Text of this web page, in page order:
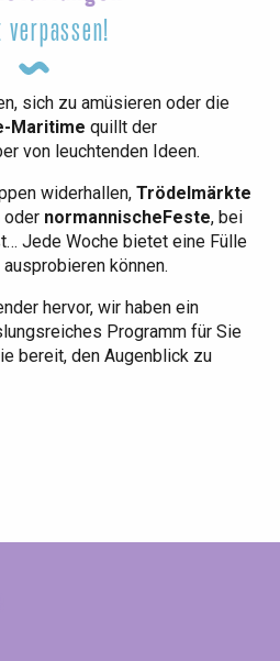
verpassen!
sich zu amüsieren oder die
Maritime quillt der
von leuchtenden Ideen.
widerhallen, Trödelmärkte
oder normannischeFeste, bei
Jede Woche bietet eine Fülle
können.
hervor, wir haben ein
Programm für Sie
bereit, den Augenblick zu